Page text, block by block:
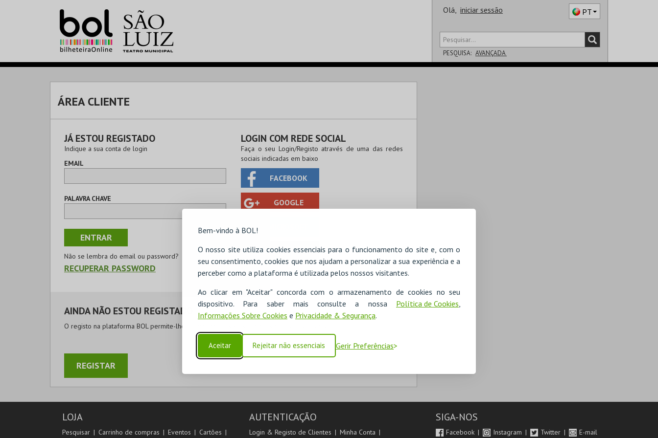
Bem-vindo à BOL!
O nosso site utiliza cookies essenciais para o funcionamento do site e, com o
seu consentimento, cookies que nos ajudam a personalizar a sua experiência e a
perceber como a plataforma é utilizada pelos nossos visitantes.
Ao clicar em "Aceitar" concorda com o armazenamento de cookies no seu
dispositivo. Para saber mais consulte a nossa Política de Cookies,
Informações Sobre Cookies e Privacidade & Segurança.
Aceitar Rejeitar não essenciais Gerir Preferências
Olá, iniciar sessão PT
PESQUISA: AVANÇADA
ÁREA CLIENTE
JÁ ESTOU REGISTADO
Indique a sua conta de login
EMAIL
PALAVRA CHAVE
Não se lembra do email ou password?
RECUPERAR PASSWORD
LOGIN COM REDE SOCIAL
Faça o seu Login/Registo através de uma das redes
sociais indicadas em baixo
FACEBOOK
GOOGLE
Iniciar sessão com a Apple
AINDA NÃO ESTOU REGISTADO
O registo na plataforma BOL permite-lhe acompanhar as suas compras na área de cliente.
REGISTAR
LOJA
Pesquisar Carrinho de compras Eventos
Cartões
AUTENTICAÇÃO
Login & Registo de Clientes
Minha Conta
SIGA-NOS
Facebook Instagram Twitter E-mail